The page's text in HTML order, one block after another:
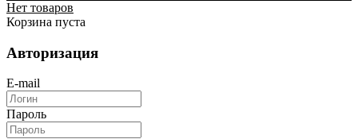
Нет товаров
Корзина пуста
Авторизация
E-mail
Пароль